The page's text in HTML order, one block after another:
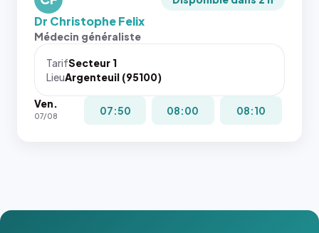
Dr Christophe Felix
Médecin généraliste
TarifSecteur 1
LieuArgenteuil (95100)
Ven.
07/08 07:50 08:00 08:10